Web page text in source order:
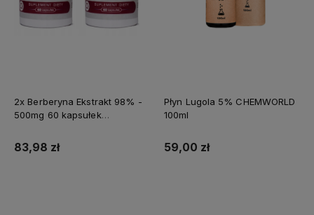
2x Berberyna Ekstrakt 98% -
500mg 60 kapsułek
83,98 zł
Płyn Lugola 5% CHEMWORLD
100ml
59,00 zł